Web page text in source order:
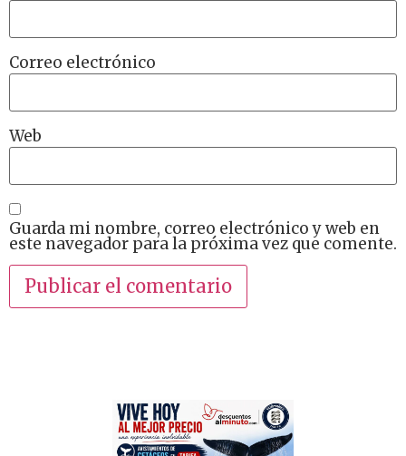
Correo electrónico
Web
Guarda mi nombre, correo electrónico y web en
este navegador para la próxima vez que comente.